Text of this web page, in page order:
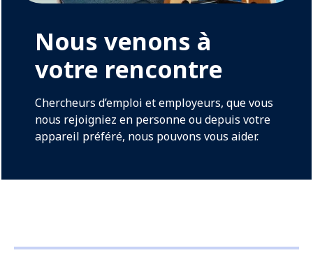
Nous venons à
votre rencontre
Chercheurs d’emploi et employeurs, que vous
nous rejoigniez en personne ou depuis votre
appareil préféré, nous pouvons vous aider.